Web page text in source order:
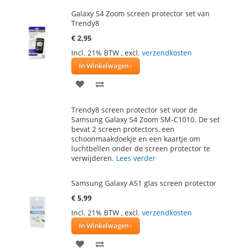
Galaxy S4 Zoom screen protector set van
Trendy8
€ 2,95
Incl. 21% BTW , excl. verzendkosten
In Winkelwagen
VOEG
AAN
VERLANGLIJST
TE
VERGELIJKEN
Trendy8 screen protector set voor de
Samsung Galaxy S4 Zoom SM-C1010. De set
bevat 2 screen protectors, een
schoonmaakdoekje en een kaartje om
luchtbellen onder de screen protector te
verwijderen. Lees verder
Samsung Galaxy A51 glas screen protector
€ 5,99
Incl. 21% BTW , excl. verzendkosten
In Winkelwagen
VOEG